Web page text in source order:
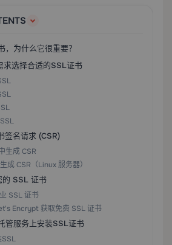
为什么它很重要？
求选择合适的SSL证书
签名请求 (CSR)
生成 CSR
成 CSR（Linux 服务器）
的 SSL 证书
SSL 证书
Encrypt 获取免费 SSL 证书
管服务上安装SSL证书